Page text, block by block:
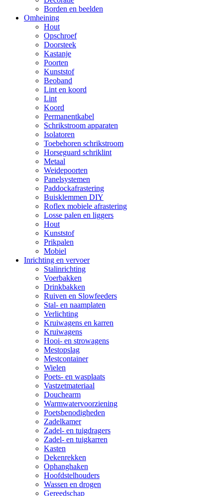
Borden en beelden
Omheining
Hout
Opschroef
Doorsteek
Kastanje
Poorten
Kunststof
Beoband
Lint en koord
Lint
Koord
Permanentkabel
Schrikstroom apparaten
Isolatoren
Toebehoren schrikstroom
Horseguard schriklint
Metaal
Weidepoorten
Panelsystemen
Paddockafrastering
Buisklemmen DIY
Roflex mobiele afrastering
Losse palen en liggers
Hout
Kunststof
Prikpalen
Mobiel
Inrichting en vervoer
Stalinrichting
Voerbakken
Drinkbakken
Ruiven en Slowfeeders
Stal- en naamplaten
Verlichting
Kruiwagens en karren
Kruiwagens
Hooi- en strowagens
Mestopslag
Mestcontainer
Wielen
Poets- en wasplaats
Vastzetmateriaal
Douchearm
Warmwatervoorziening
Poetsbenodigheden
Zadelkamer
Zadel- en tuigdragers
Zadel- en tuigkarren
Kasten
Dekenrekken
Ophanghaken
Hoofdstelhouders
Wassen en drogen
Gereedschap